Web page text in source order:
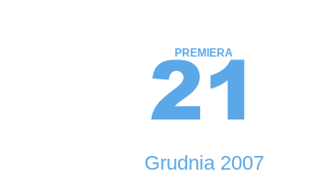
21
Grudnia 2007
PREMIERA